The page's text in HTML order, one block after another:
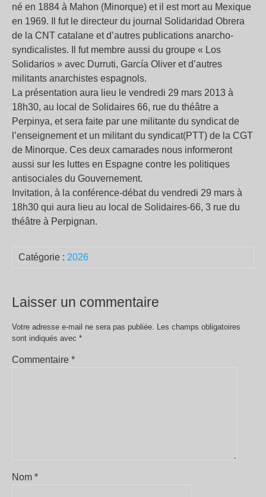
né en 1884 à Mahon (Minorque) et il est mort au Mexique
en 1969. Il fut le directeur du journal Solidaridad Obrera
de la CNT catalane et d’autres publications anarcho-
syndicalistes. Il fut membre aussi du groupe « Los
Solidarios » avec Durruti, García Oliver et d’autres
militants anarchistes espagnols.
La présentation aura lieu le vendredi 29 mars 2013 à
18h30, au local de Solidaires 66, rue du théâtre a
Perpinya, et sera faite par une militante du syndicat de
l’enseignement et un militant du syndicat(PTT) de la CGT
de Minorque. Ces deux camarades nous informeront
aussi sur les luttes en Espagne contre les politiques
antisociales du Gouvernement.
Invitation, à la conférence-débat du vendredi 29 mars à
18h30 qui aura lieu au local de Solidaires-66, 3 rue du
théâtre à Perpignan.
Catégorie : 2026
Laisser un commentaire
Votre adresse e-mail ne sera pas publiée. Les champs obligatoires
sont indiqués avec *
Commentaire *
Nom *